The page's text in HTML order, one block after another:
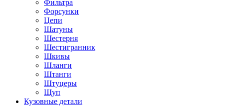
Фильтра
Форсунки
Цепи
Шатуны
Шестерня
Шестигранник
Шкивы
Шланги
Штанги
Штуцеры
Щуп
Кузовные детали